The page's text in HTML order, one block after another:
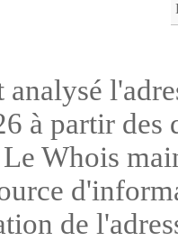
analysé
à partir des
Whois
de